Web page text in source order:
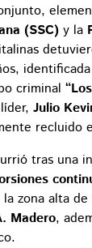
(SSC) y la
criminal
Julio
recluido
tras una
zona alta de
Madero,